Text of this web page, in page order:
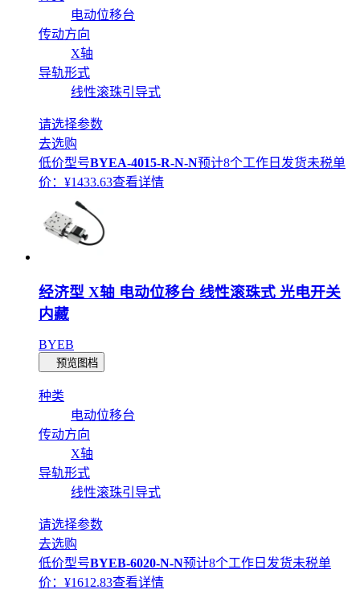
电动位移台
传动方向
X轴
导轨形式
线性滚珠引导式
请选择参数
去选购
低价型号BYEA-4015-R-N-N预计8个工作日发货未税单
价：¥1433.63查看详情
经济型 X轴 电动位移台 线性滚珠式 光电开关
内藏
BYEB
预览图档
种类
电动位移台
传动方向
X轴
导轨形式
线性滚珠引导式
请选择参数
去选购
低价型号BYEB-6020-N-N预计8个工作日发货未税单
价：¥1612.83查看详情